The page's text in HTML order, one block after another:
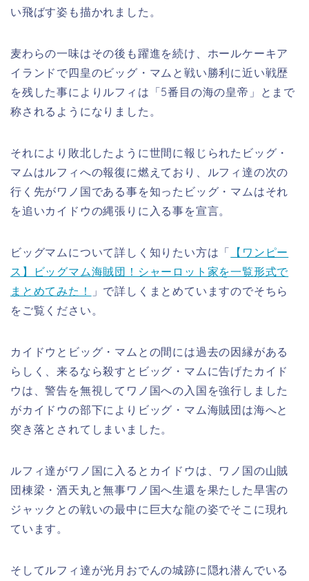
い飛ばす姿も描かれました。
麦わらの一味はその後も躍進を続け、ホールケーキア
イランドで四皇のビッグ・マムと戦い勝利に近い戦歴
を残した事によりルフィは「5番目の海の皇帝」とまで
称されるようになりました。
それにより敗北したように世間に報じられたビッグ・
マムはルフィへの報復に燃えており、ルフィ達の次の
行く先がワノ国である事を知ったビッグ・マムはそれ
を追いカイドウの縄張りに入る事を宣言。
ビッグマムについて詳しく知りたい方は「 【ワンピー
ス】ビッグマム海賊団！シャーロット家を一覧形式で
まとめてみた！
」で詳しくまとめていますのでそちら
をご覧ください。
カイドウとビッグ・マムとの間には過去の因縁がある
らしく、来るなら殺すとビッグ・マムに告げたカイド
ウは、警告を無視してワノ国への入国を強行しました
がカイドウの部下によりビッグ・マム海賊団は海へと
突き落とされてしまいました。
ルフィ達がワノ国に入るとカイドウは、ワノ国の山賊
団棟梁・酒天丸と無事ワノ国へ生還を果たした旱害の
ジャックとの戦いの最中に巨大な龍の姿でそこに現れ
ています。
そしてルフィ達が光月おでんの城跡に隠れ潜んでいる